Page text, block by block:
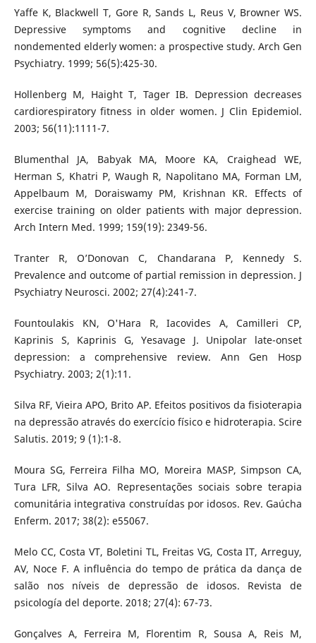
Yaffe K, Blackwell T, Gore R, Sands L, Reus V, Browner WS.
Depressive symptoms and cognitive decline in
nondemented elderly women: a prospective study. Arch Gen
Psychiatry. 1999; 56(5):425-30.
Hollenberg M, Haight T, Tager IB. Depression decreases
cardiorespiratory fitness in older women. J Clin Epidemiol.
2003; 56(11):1111-7.
Blumenthal JA, Babyak MA, Moore KA, Craighead WE,
Herman S, Khatri P, Waugh R, Napolitano MA, Forman LM,
Appelbaum M, Doraiswamy PM, Krishnan KR. Effects of
exercise training on older patients with major depression.
Arch Intern Med. 1999; 159(19): 2349-56.
Tranter R, O’Donovan C, Chandarana P, Kennedy S.
Prevalence and outcome of partial remission in depression. J
Psychiatry Neurosci. 2002; 27(4):241-7.
Fountoulakis KN, O'Hara R, Iacovides A, Camilleri CP,
Kaprinis S, Kaprinis G, Yesavage J. Unipolar late-onset
depression: a comprehensive review. Ann Gen Hosp
Psychiatry. 2003; 2(1):11.
Silva RF, Vieira APO, Brito AP. Efeitos positivos da fisioterapia
na depressão através do exercício físico e hidroterapia. Scire
Salutis. 2019; 9 (1):1-8.
Moura SG, Ferreira Filha MO, Moreira MASP, Simpson CA,
Tura LFR, Silva AO. Representações sociais sobre terapia
comunitária integrativa construídas por idosos. Rev. Gaúcha
Enferm. 2017; 38(2): e55067.
Melo CC, Costa VT, Boletini TL, Freitas VG, Costa IT, Arreguy,
AV, Noce F. A influência do tempo de prática da dança de
salão nos níveis de depressão de idosos. Revista de
psicología del deporte. 2018; 27(4): 67-73.
Gonçalves A, Ferreira M, Florentim R, Sousa A, Reis M,